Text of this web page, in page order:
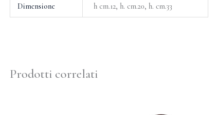
Dimensione h cm.12, h. cm.20, h. cm.33
Prodotti correlati